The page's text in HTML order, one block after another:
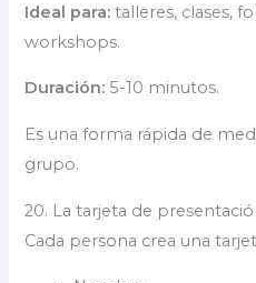
Ideal para: talleres, clases,
workshops.
Duración: 5-10 minutos.
Es una forma rápida de
grupo.
20. La tarjeta de
Cada persona crea una